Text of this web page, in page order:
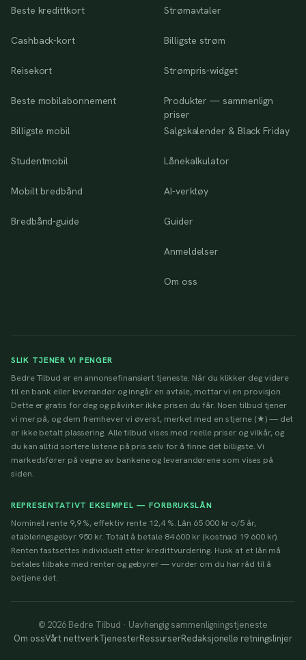
Beste kredittkort
Cashback-kort
Reisekort
Beste mobilabonnement
Billigste mobil
Studentmobil
Mobilt bredbånd
Bredbånd-guide
Strømavtaler
Billigste strøm
Strømpris-widget
Produkter — sammenlign
priser
Salgskalender & Black Friday
Lånekalkulator
AI-verktøy
Guider
Anmeldelser
Om oss
SLIK TJENER VI PENGER
Bedre Tilbud er en annonsefinansiert tjeneste. Når du klikker deg videre
til en bank eller leverandør og inngår en avtale, mottar vi en provisjon.
Dette er gratis for deg og påvirker ikke prisen du får. Noen tilbud tjener
vi mer på, og dem fremhever vi øverst, merket med en stjerne (★) — det
er ikke betalt plassering. Alle tilbud vises med reelle priser og vilkår, og
du kan alltid sortere listene på pris selv for å finne det billigste. Vi
markedsfører på vegne av bankene og leverandørene som vises på
siden.
REPRESENTATIVT EKSEMPEL — FORBRUKSLÅN
Nominell rente 9,9 %, effektiv rente 12,4 %. Lån 65 000 kr o/5 år,
etableringsgebyr 950 kr. Totalt å betale 84 600 kr (kostnad 19 600 kr).
Renten fastsettes individuelt etter kredittvurdering. Husk at et lån må
betales tilbake med renter og gebyrer — vurder om du har råd til å
betjene det.
© 2026 Bedre Tilbud · Uavhengig sammenligningstjeneste
Om ossVårt nettverkTjenesterRessurserRedaksjonelle retningslinjer